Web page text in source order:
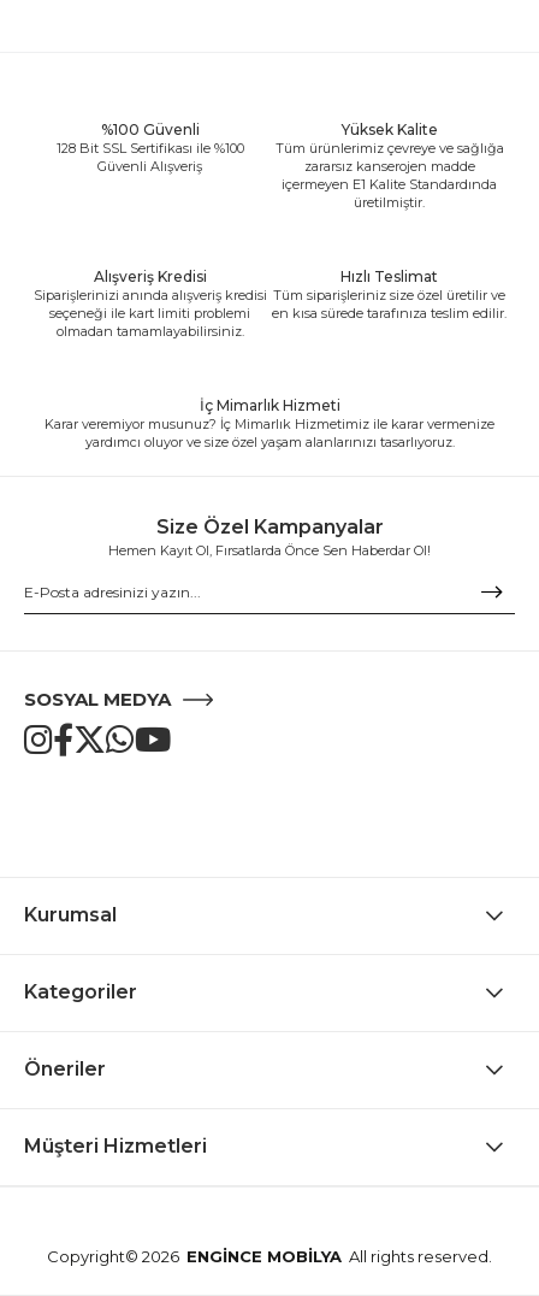
%100 Güvenli
128 Bit SSL Sertifikası ile %100
Güvenli Alışveriş
Yüksek Kalite
Tüm ürünlerimiz çevreye ve sağlığa
zararsız kanserojen madde
içermeyen E1 Kalite Standardında
üretilmiştir.
Alışveriş Kredisi
Siparişlerinizi anında alışveriş kredisi
seçeneği ile kart limiti problemi
olmadan tamamlayabilirsiniz.
Hızlı Teslimat
Tüm siparişleriniz size özel üretilir ve
en kısa sürede tarafınıza teslim edilir.
İç Mimarlık Hizmeti
Karar veremiyor musunuz? İç Mimarlık Hizmetimiz ile karar vermenize
yardımcı oluyor ve size özel yaşam alanlarınızı tasarlıyoruz.
Size Özel Kampanyalar
Hemen Kayıt Ol, Fırsatlarda Önce Sen Haberdar Ol!
SOSYAL MEDYA
Kurumsal
Kategoriler
Öneriler
Müşteri Hizmetleri
Copyright© 2026 ENGİNCE MOBİLYA All rights reserved.